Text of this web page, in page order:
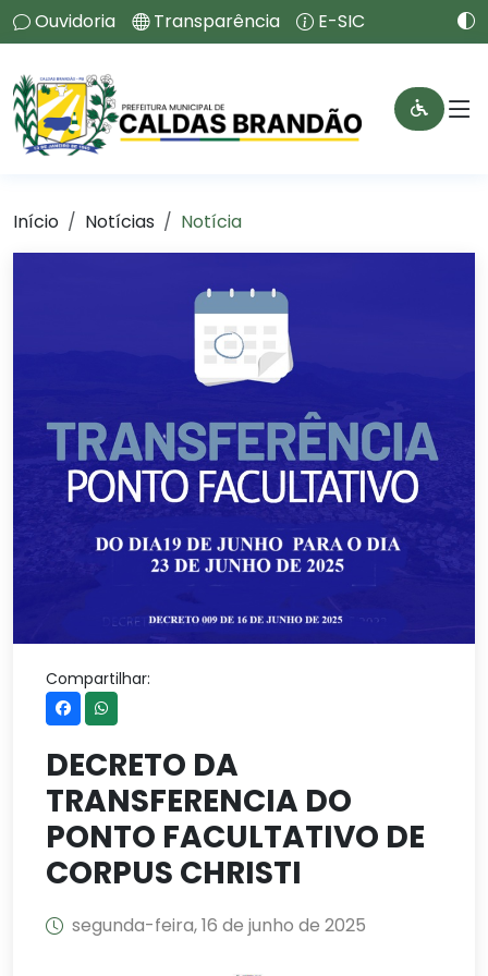
Ouvidoria Transparência E-SIC
Início Notícias Notícia
Compartilhar:
DECRETO DA
TRANSFERENCIA DO
PONTO FACULTATIVO DE
CORPUS CHRISTI
segunda-feira, 16 de junho de 2025